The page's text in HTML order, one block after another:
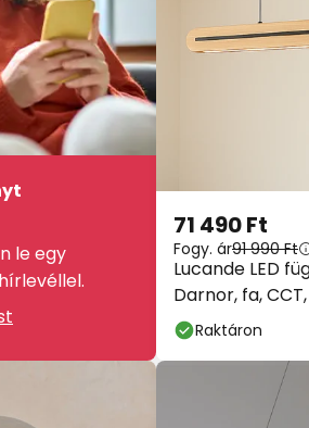
le egy
Lucande LED
Darnor, fa,
cm
71 490 Ft
Fogy. ár91 990 Ft
Raktáron